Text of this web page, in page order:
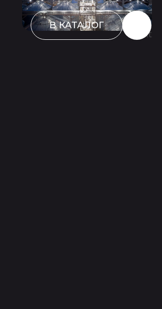
Next
В КАТАЛОГ